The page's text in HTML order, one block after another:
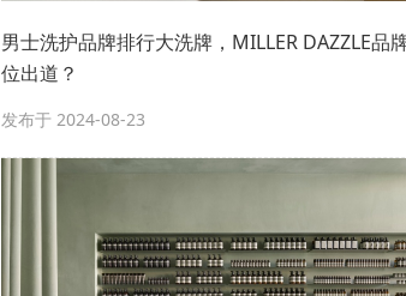
男士洗护品牌排行大洗牌，MILLER DAZZLE品
位出道？
发布于 2024-08-23